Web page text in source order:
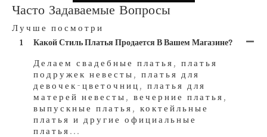
Часто Задаваемые Вопросы
Лучше посмотри
1 Какой Стиль Платья Продается В Вашем Магазине?
Делаем свадебные платья, платья
подружек невесты, платья для
девочек-цветочниц, платья для
матерей невесты, вечерние платья,
выпускные платья, коктейльные
платья и другие официальные
платья...